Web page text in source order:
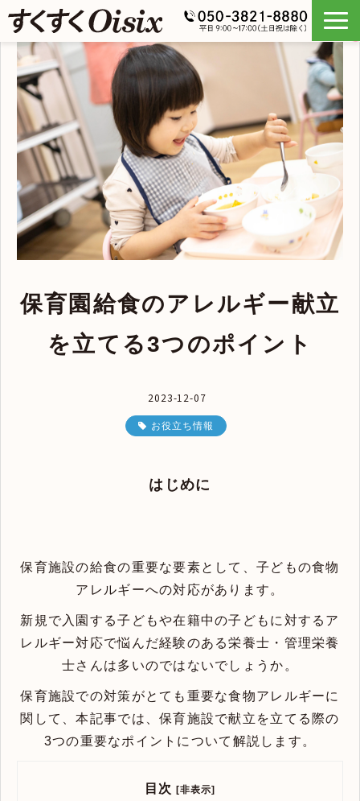
保育園給食のアレルギー献立
を立てる3つのポイント
2023-12-07
お役立ち情報
はじめに
保育施設の給食の重要な要素として、子どもの食物
アレルギーへの対応があります。
新規で入園する子どもや在籍中の子どもに対するア
レルギー対応で悩んだ経験のある栄養士・管理栄養
士さんは多いのではないでしょうか。
保育施設での対策がとても重要な食物アレルギーに
関して、本記事では、保育施設で献立を立てる際の
3つの重要なポイントについて解説します。
目次 [非表示]